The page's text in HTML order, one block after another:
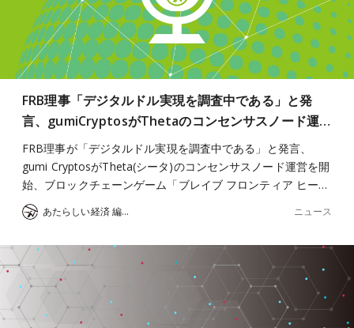
FRB理事「デジタルドル実現を調査中である」と発
言、gumiCryptosがThetaのコンセンサスノード運…
FRB理事が「デジタルドル実現を調査中である」と発言、
gumi CryptosがTheta(シータ)のコンセンサスノード運営を開
始、ブロックチェーンゲーム「ブレイブ フロンティア ヒー…
あたらしい経済 編集部 ニュース